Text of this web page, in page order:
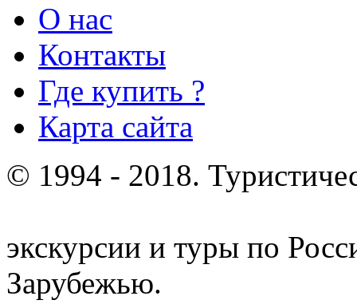
О нас
Контакты
Где купить ?
Карта сайта
© 1994 - 2018.
экскурсии и туры по
Зарубежью.